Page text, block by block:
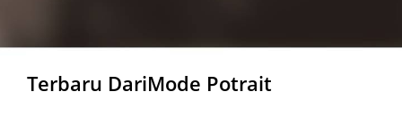
Terbaru DariMode Potrait